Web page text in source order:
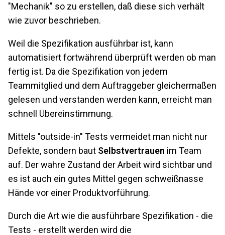
"Mechanik" so zu erstellen, daß diese sich verhält
wie zuvor beschrieben.
Weil die Spezifikation ausführbar ist, kann
automatisiert fortwährend überprüft werden ob man
fertig ist. Da die Spezifikation von jedem
Teammitglied und dem Auftraggeber gleichermaßen
gelesen und verstanden werden kann, erreicht man
schnell Übereinstimmung.
Mittels "outside-in" Tests vermeidet man nicht nur
Defekte, sondern baut Selbstvertrauen im Team
auf. Der wahre Zustand der Arbeit wird sichtbar und
es ist auch ein gutes Mittel gegen schweißnasse
Hände vor einer Produktvorführung.
Durch die Art wie die ausführbare Spezifikation - die
Tests - erstellt werden wird die